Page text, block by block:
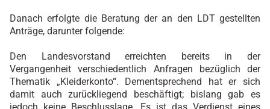
Danach erfolgte die Beratung der an den LDT gestellten
Anträge, darunter folgende:
Den Landesvorstand erreichten bereits in der
Vergangenheit verschiedentlich Anfragen bezüglich der
Thematik „Kleiderkonto“. Dementsprechend hat er sich
damit auch zurückliegend beschäftigt; bislang gab es